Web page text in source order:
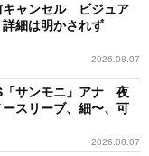
キャンセル ビジュア
細は明かされず
2026.08.07
「サンモニ」アナ 夜
スリーブ、細〜、可
2026.08.07